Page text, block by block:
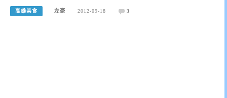
高雄美食 左豪 2012-09-18 3